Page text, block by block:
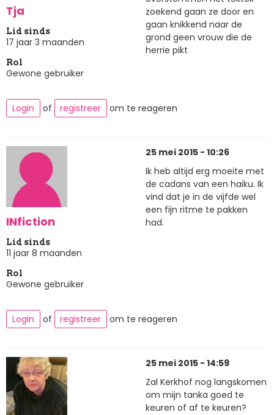
Tja
Lid sinds
17 jaar 3 maanden
Rol
Gewone gebruiker
zoekend gaan ze door en
gaan knikkend naar de
grond geen vrouw die de
herrie pikt
Login of registreer om te reageren
INfiction
Lid sinds
11 jaar 8 maanden
Rol
Gewone gebruiker
25 mei 2015 - 10:26
Ik heb altijd erg moeite met
de cadans van een haiku. Ik
vind dat je in de vijfde wel
een fijn ritme te pakken
had.
Login of registreer om te reageren
25 mei 2015 - 14:59
Zal Kerkhof nog langskomen
om mijn tanka goed te
keuren of af te keuren?